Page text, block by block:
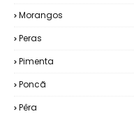
Morangos
Peras
Pimenta
Poncã
Pêra